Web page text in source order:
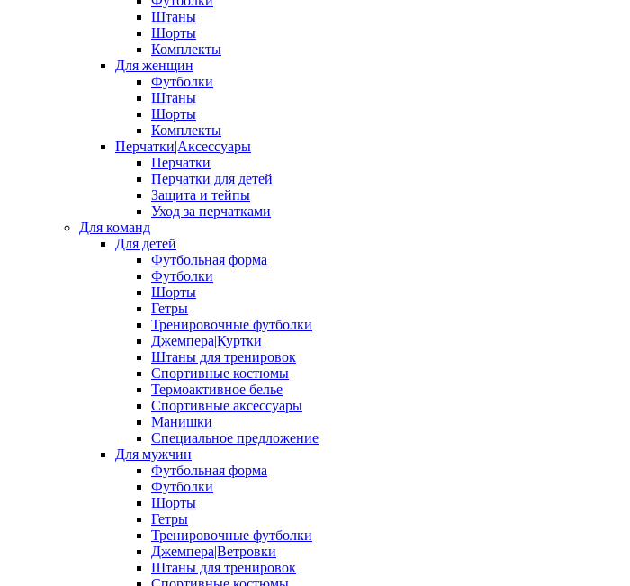
Штаны
Шорты
Комплекты
Для женщин
Футболки
Штаны
Шорты
Комплекты
Перчатки|Аксессуары
Перчатки
Перчатки для детей
Защита и тейпы
Уход за перчатками
Для команд
Для детей
Футбольная форма
Футболки
Шорты
Гетры
Тренировочные футболки
Джемпера|Куртки
Штаны для тренировок
Спортивные костюмы
Термоактивное белье
Спортивные аксессуары
Манишки
Специальное предложение
Для мужчин
Футбольная форма
Футболки
Шорты
Гетры
Тренировочные футболки
Джемпера|Ветровки
Штаны для тренировок